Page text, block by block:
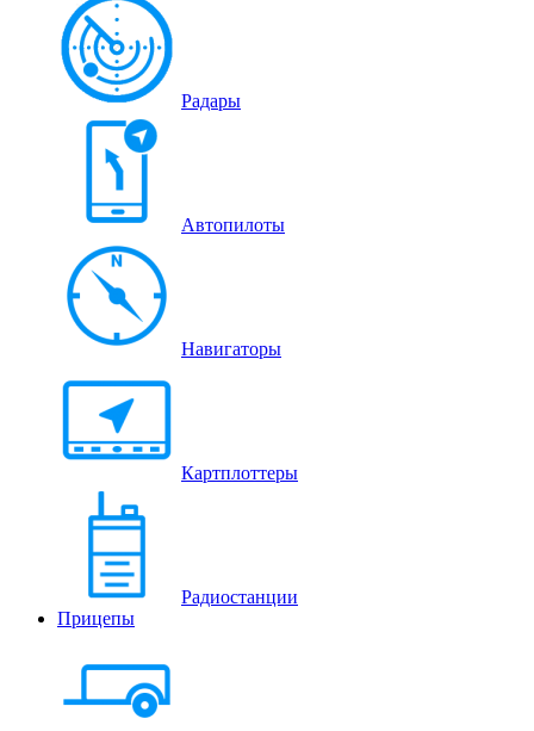
Радары
Автопилоты
Навигаторы
Картплоттеры
Радиостанции
Прицепы